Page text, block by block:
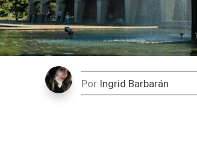
Por Ingrid Barbarán